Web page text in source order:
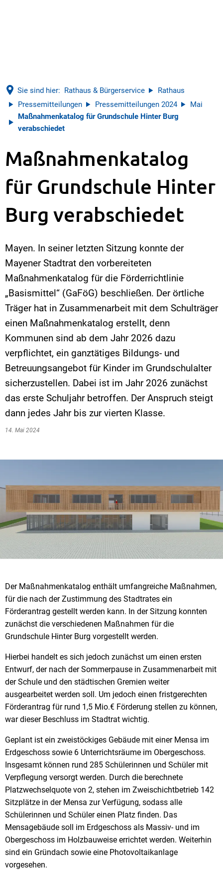
Sie sind hier: Rathaus & Bürgerservice
Rathaus
Pressemitteilungen
Pressemitteilungen 2024
Mai
Maßnahmenkatalog für Grundschule Hinter Burg
verabschiedet
Maßnahmenkatalog
für Grundschule Hinter
Burg verabschiedet
Mayen. In seiner letzten Sitzung konnte der
Mayener Stadtrat den vorbereiteten
Maßnahmenkatalog für die Förderrichtlinie
„Basismittel“ (GaFöG) beschließen. Der örtliche
Träger hat in Zusammenarbeit mit dem Schulträger
einen Maßnahmenkatalog erstellt, denn
Kommunen sind ab dem Jahr 2026 dazu
verpflichtet, ein ganztätiges Bildungs- und
Betreuungsangebot für Kinder im Grundschulalter
sicherzustellen. Dabei ist im Jahr 2026 zunächst
das erste Schuljahr betroffen. Der Anspruch steigt
dann jedes Jahr bis zur vierten Klasse.
14. Mai 2024
Der Maßnahmenkatalog enthält umfangreiche Maßnahmen,
für die nach der Zustimmung des Stadtrates ein
Förderantrag gestellt werden kann. In der Sitzung konnten
zunächst die verschiedenen Maßnahmen für die
Grundschule Hinter Burg vorgestellt werden.
Hierbei handelt es sich jedoch zunächst um einen ersten
Entwurf, der nach der Sommerpause in Zusammenarbeit mit
der Schule und den städtischen Gremien weiter
ausgearbeitet werden soll. Um jedoch einen fristgerechten
Förderantrag für rund 1,5 Mio.€ Förderung stellen zu können,
war dieser Beschluss im Stadtrat wichtig.
Geplant ist ein zweistöckiges Gebäude mit einer Mensa im
Erdgeschoss sowie 6 Unterrichtsräume im Obergeschoss.
Insgesamt können rund 285 Schülerinnen und Schüler mit
Verpflegung versorgt werden. Durch die berechnete
Platzwechselquote von 2, stehen im Zweischichtbetrieb 142
Sitzplätze in der Mensa zur Verfügung, sodass alle
Schülerinnen und Schüler einen Platz finden. Das
Mensagebäude soll im Erdgeschoss als Massiv- und im
Obergeschoss im Holzbauweise errichtet werden. Weiterhin
sind ein Gründach sowie eine Photovoltaikanlage
vorgesehen.